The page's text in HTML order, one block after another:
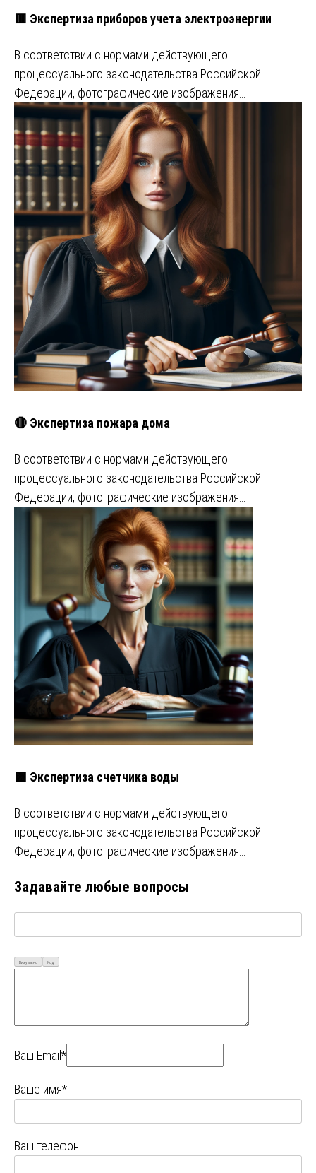
🟥 Экспертиза приборов учета электроэнергии
В соответствии с нормами действующего
процессуального законодательства Российской
Федерации, фотографические изображения…
🔴 Экспертиза пожара дома
В соответствии с нормами действующего
процессуального законодательства Российской
Федерации, фотографические изображения…
🟩 Экспертиза счетчика воды
В соответствии с нормами действующего
процессуального законодательства Российской
Федерации, фотографические изображения…
Задавайте любые вопросы
Визуально Код
Ваш Email*
Ваше имя*
Ваш телефон